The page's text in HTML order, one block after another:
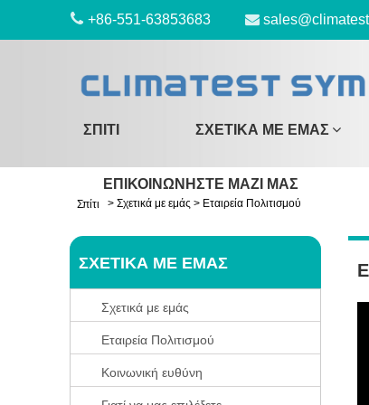
+86-551-63853683
ΣΠΊΤΙ ΣΧΕΤΙΚΆ ΜΕ ΕΜΆΣ
ΕΠΙΚΟΙΝΩΝΉΣΤΕ ΜΑΖΊ ΜΑΣ
Σπίτι > Σχετικά με εμάς > Εταιρεία Πολιτισμού
ΣΧΕΤΙΚΆ ΜΕ ΕΜΆΣ
Σχετικά με εμάς
Εταιρεία Πολιτισμού
Κοινωνική ευθύνη